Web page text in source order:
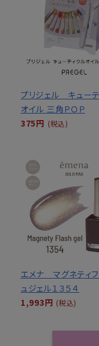
プリジェル キュー
オイル 三角ＰＯＰ
375円 (税込)
エメナ マグネティフ
ュジェル１３５４
1,993円 (税込)